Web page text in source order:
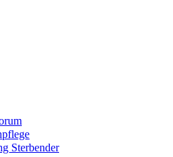
Sterbender